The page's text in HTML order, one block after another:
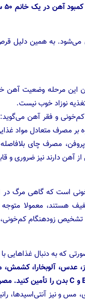
می‌شود. به همین دلیل
این مرحله وضعیت آهن
نوزاد خوب نیست.
و فقر آهن
مصرف متعادل مواد
مصرف چای
آهن دارند نیز ضروری و
است که گاهی مرگ در
هستند، معمولا متوجه
زودهنگام
که به دنبال غذاهایی
عدس، آلوبخارا، کشمش،
و نیز آنتی‌اسیدها،